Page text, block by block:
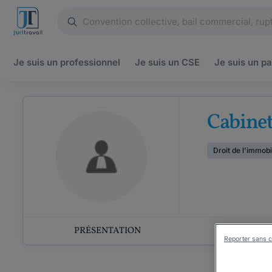
Je suis un professionnel Je suis un CSE Je suis un
Droit de
PRÉSENTATION
Reporter sans